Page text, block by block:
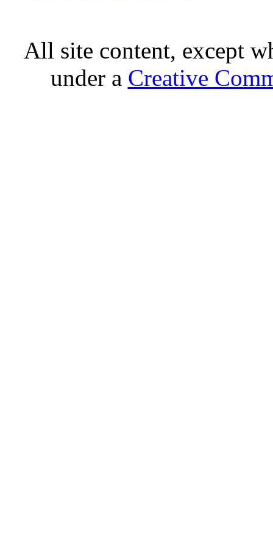
All site content, except
under a Creative